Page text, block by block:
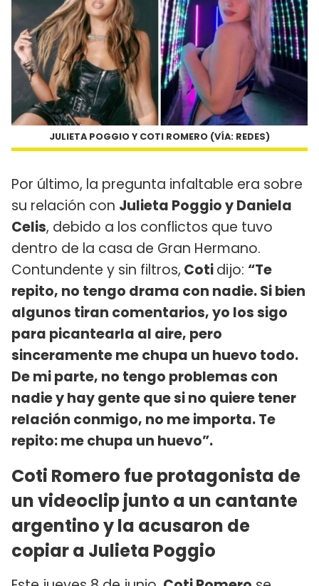
JULIETA POGGIO Y COTI ROMERO (VÍA: REDES)
Por último, la pregunta infaltable era sobre
su relación con Julieta Poggio y Daniela
Celis, debido a los conflictos que tuvo
dentro de la casa de Gran Hermano.
Contundente y sin filtros, Cotidijo: “Te
repito, no tengo drama con nadie. Si bien
algunos tiran comentarios, yo los sigo
para picantearla al aire, pero
sinceramente me chupa un huevo todo.
De mi parte, no tengo problemas con
nadie y hay gente que si no quiere tener
relación conmigo, no me importa. Te
repito: me chupa un huevo”.
Coti Romero fue protagonista de
un videoclip junto a un cantante
argentino y la acusaron de
copiar a Julieta Poggio